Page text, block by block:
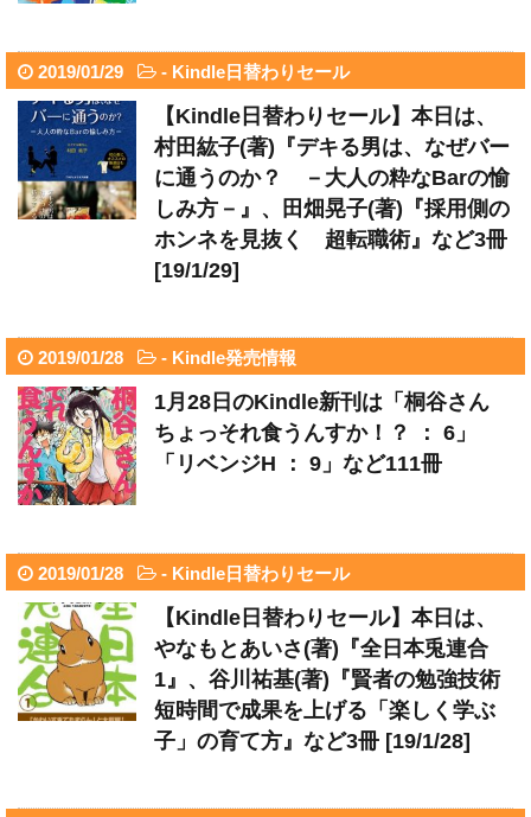
2019/01/29 - Kindle日替わりセール
【Kindle日替わりセール】本日は、
村田紘子(著)『デキる男は、なぜバー
に通うのか？ －大人の粋なBarの愉
しみ方－』、田畑晃子(著)『採用側の
ホンネを見抜く 超転職術』など3冊
[19/1/29]
2019/01/28 - Kindle発売情報
1月28日のKindle新刊は「桐谷さん
ちょっそれ食うんすか！？ ： 6」
「リベンジH ： 9」など111冊
2019/01/28 - Kindle日替わりセール
【Kindle日替わりセール】本日は、
やなもとあいさ(著)『全日本兎連合
1』、谷川祐基(著)『賢者の勉強技術
短時間で成果を上げる「楽しく学ぶ
子」の育て方』など3冊 [19/1/28]